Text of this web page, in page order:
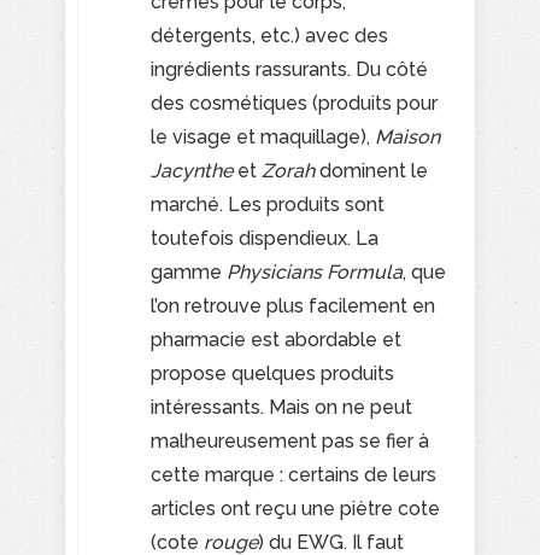
détergents, etc.) avec des
ingrédients rassurants. Du côté
des cosmétiques (produits pour
le visage et maquillage), Maison
Jacyntheet Zorahdominent le
marché. Les produits sont
toutefois dispendieux. La
gamme Physicians Formula, que
l’on retrouve plus facilement en
pharmacie est abordable et
propose quelques produits
intéressants. Mais on ne peut
malheureusement pas se fier à
cette marque : certains de leurs
articles ont reçu une piètre cote
(cote rouge) du EWG. Il faut